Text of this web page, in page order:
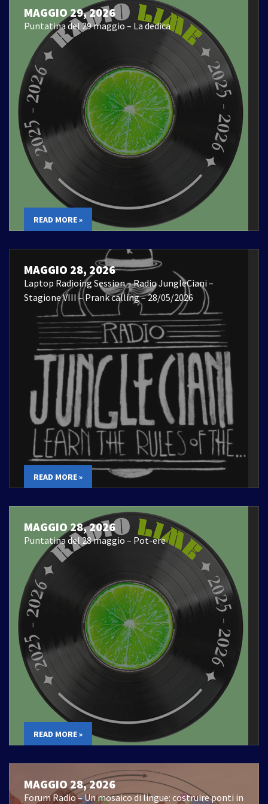
MAGGIO 29, 2026
Puntatina del 29 maggio – La dedica
READ MORE »
MAGGIO 28, 2026
Laptop Radioing Session – Radio JungleCiani –
Stagione VIII – Prank calling – 28/05/2026
READ MORE »
MAGGIO 28, 2026
Puntatina del 28 maggio – Pot-ere
READ MORE »
MAGGIO 28, 2026
Forum Radio – Un mosaico di lingue: costruire ponti in